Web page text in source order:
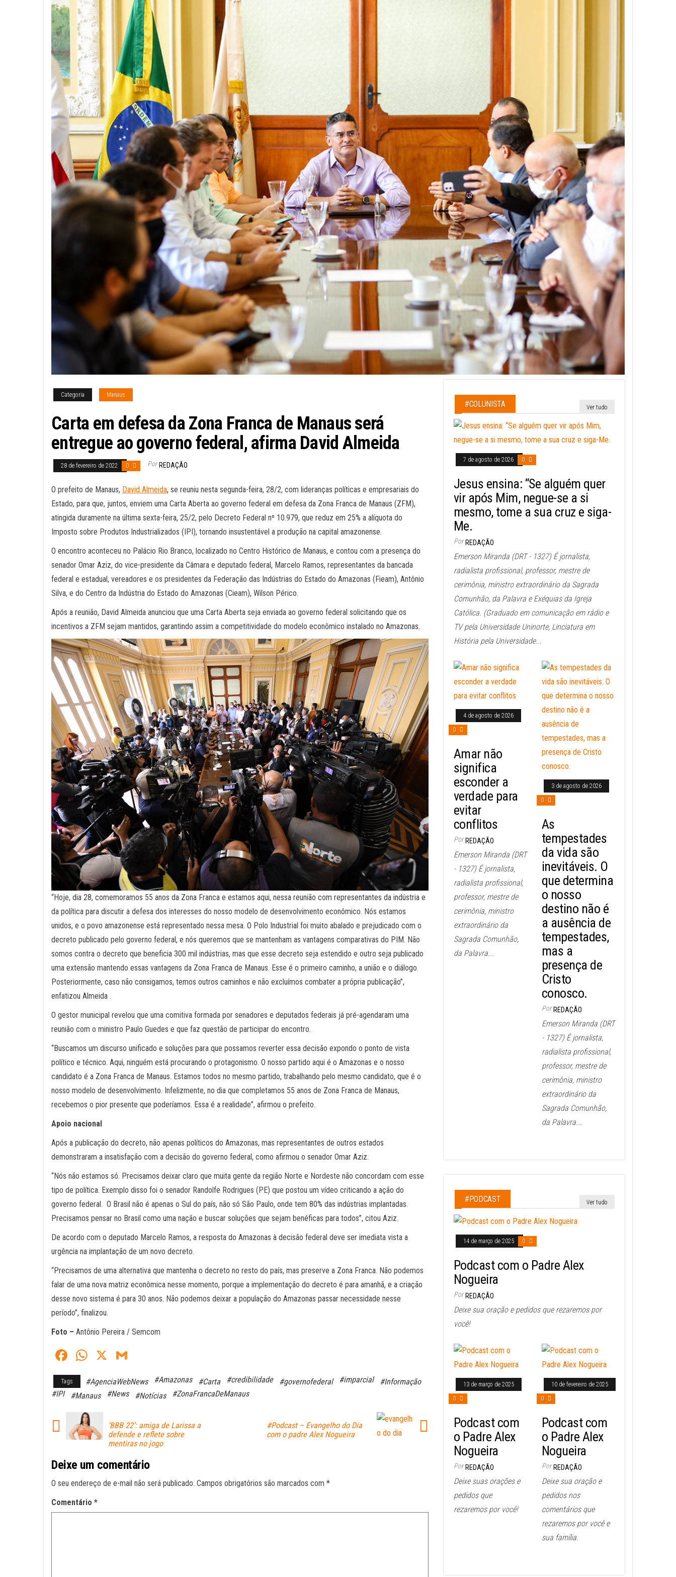
Categoria Manaus
Carta em defesa da Zona Franca de Manaus será
entregue ao governo federal, afirma David Almeida
28 de fevereiro de 2022 0 Por REDAÇÃO
O prefeito de Manaus, David Almeida, se reuniu nesta segunda-feira, 28/2, com lideranças políticas e empresariais do
Estado, para que, juntos, enviem uma Carta Aberta ao governo federal em defesa da Zona Franca de Manaus (ZFM),
atingida duramente na última sexta-feira, 25/2, pelo Decreto Federal nº 10.979, que reduz em 25% a alíquota do
Imposto sobre Produtos Industrializados (IPI), tornando insustentável a produção na capital amazonense.
O encontro aconteceu no Palácio Rio Branco, localizado no Centro Histórico de Manaus, e contou com a presença do
senador Omar Aziz, do vice-presidente da Câmara e deputado federal, Marcelo Ramos, representantes da bancada
federal e estadual, vereadores e os presidentes da Federação das Indústrias do Estado do Amazonas (Fieam), Antônio
Silva, e do Centro da Indústria do Estado do Amazonas (Cieam), Wilson Périco.
Após a reunião, David Almeida anunciou que uma Carta Aberta seja enviada ao governo federal solicitando que os
incentivos a ZFM sejam mantidos, garantindo assim a competitividade do modelo econômico instalado no Amazonas.
“Hoje, dia 28, comemoramos 55 anos da Zona Franca e estamos aqui, nessa reunião com representantes da indústria e
da política para discutir a defesa dos interesses do nosso modelo de desenvolvimento econômico. Nós estamos
unidos, e o povo amazonense está representado nessa mesa. O Polo Industrial foi muito abalado e prejudicado com o
decreto publicado pelo governo federal, e nós queremos que se mantenham as vantagens comparativas do PIM. Não
somos contra o decreto que beneficia 300 mil indústrias, mas que esse decreto seja estendido e outro seja publicado
uma extensão mantendo essas vantagens da Zona Franca de Manaus. Esse é o primeiro caminho, a união e o diálogo.
Posteriormente, caso não consigamos, temos outros caminhos e não excluímos combater a própria publicação”,
enfatizou Almeida .
O gestor municipal revelou que uma comitiva formada por senadores e deputados federais já pré-agendaram uma
reunião com o ministro Paulo Guedes e que faz questão de participar do encontro.
“Buscamos um discurso unificado e soluções para que possamos reverter essa decisão expondo o ponto de vista
político e técnico. Aqui, ninguém está procurando o protagonismo. O nosso partido aqui é o Amazonas e o nosso
candidato é a Zona Franca de Manaus. Estamos todos no mesmo partido, trabalhando pelo mesmo candidato, que é o
nosso modelo de desenvolvimento. Infelizmente, no dia que completamos 55 anos de Zona Franca de Manaus,
recebemos o pior presente que poderíamos. Essa é a realidade”, afirmou o prefeito.
Apoio nacional
Após a publicação do decreto, não apenas políticos do Amazonas, mas representantes de outros estados
demonstraram a insatisfação com a decisão do governo federal, como afirmou o senador Omar Aziz.
“Nós não estamos só. Precisamos deixar claro que muita gente da região Norte e Nordeste não concordam com esse
tipo de política. Exemplo disso foi o senador Randolfe Rodrigues (PE) que postou um vídeo criticando a ação do
governo federal. O Brasil não é apenas o Sul do país, não só São Paulo, onde tem 80% das indústrias implantadas.
Precisamos pensar no Brasil como uma nação e buscar soluções que sejam benéficas para todos”, citou Aziz.
De acordo com o deputado Marcelo Ramos, a resposta do Amazonas à decisão federal deve ser imediata vista a
urgência na implantação de um novo decreto.
“Precisamos de uma alternativa que mantenha o decreto no resto do país, mas preserve a Zona Franca. Não podemos
falar de uma nova matriz econômica nesse momento, porque a implementação do decreto é para amanhã, e a criação
desse novo sistema é para 30 anos. Não podemos deixar a população do Amazonas passar necessidade nesse
período”, finalizou.
Foto – Antônio Pereira / Semcom
Fa
ce
bo
ok
W
ts
A
pp
X
ail
Tags #AgenciaWebNews #Amazonas #Carta #credibilidade #governofederal #imparcial
#Informação
#IPI
#Manaus #News #Notícias #ZonaFrancaDeManaus
‘BBB 22’: amiga de Larissa a
defende e reflete sobre
mentiras no jogo
#Podcast – Evangelho do Dia
com o padre Alex Nogueira
Deixe um comentário
O seu endereço de e-mail não será publicado. Campos obrigatórios são marcados com *
Comentário *
#COLUNISTA Ver tudo
7 de agosto de 2026 0
Jesus ensina: “Se alguém quer
vir após Mim, negue-se a si
mesmo, tome a sua cruz e siga-
Me.
Por REDAÇÃO
Emerson Miranda (DRT - 1327) É jornalista,
radialista profissional, professor, mestre de
cerimônia, ministro extraordinário da Sagrada
Comunhão, da Palavra e Exéquias da Igreja
Católica. (Graduado em comunicação em rádio e
TV pela Universidade Uninorte, Linciatura em
História pela Universidade...
4 de agosto de 2026
0
Amar não
significa
esconder a
verdade para
evitar
conflitos
Por REDAÇÃO
Emerson Miranda (DRT
- 1327) É jornalista,
radialista profissional,
professor, mestre de
cerimônia, ministro
extraordinário da
Sagrada Comunhão,
da Palavra...
3 de agosto de 2026
0
As
tempestades
da vida são
inevitáveis. O
que determina
o nosso
destino não é
a ausência de
tempestades,
mas a
presença de
Cristo
conosco.
Por REDAÇÃO
Emerson Miranda (DRT
- 1327) É jornalista,
radialista profissional,
professor, mestre de
cerimônia, ministro
extraordinário da
Sagrada Comunhão,
da Palavra...
#PODCAST Ver tudo
14 de março de 2025 0
Podcast com o Padre Alex
Nogueira
Por REDAÇÃO
Deixe sua oração e pedidos que rezaremos por
você!
13 de março de 2025
0
Podcast com
o Padre Alex
Nogueira
Por REDAÇÃO
Deixe suas orações e
pedidos que
rezaremos por você!
10 de fevereiro de 2025
0
Podcast com
o Padre Alex
Nogueira
Por REDAÇÃO
Deixe sua oração e
pedidos nos
comentários que
rezaremos por você e
sua família.